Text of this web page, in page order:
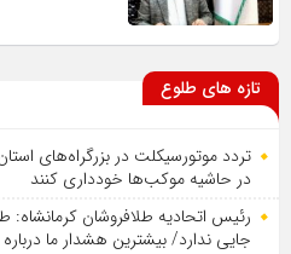
تازه های طلوع
تردد موتورسیکلت در بزرگراه‌های
در حاشیه موکب‌ها خودداری کنند
رئیس اتحادیه طلافروشان
جایی ندارد/ بیشترین هشدار ما